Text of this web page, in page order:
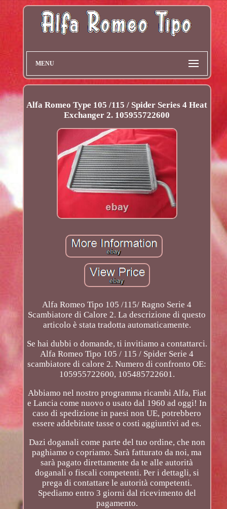
MENU
Alfa Romeo Type 105 /115 / Spider Series 4 Heat
Exchanger 2. 105955722600
Alfa Romeo Tipo 105 /115/ Ragno Serie 4
Scambiatore di Calore 2. La descrizione di questo
articolo è stata tradotta automaticamente.
Se hai dubbi o domande, ti invitiamo a contattarci.
Alfa Romeo Tipo 105 / 115 / Spider Serie 4
scambiatore di calore 2. Numero di confronto OE:
105955722600, 105485722601.
Abbiamo nel nostro programma ricambi Alfa, Fiat
e Lancia come nuovo o usato dal 1960 ad oggi! In
caso di spedizione in paesi non UE, potrebbero
essere addebitate tasse o costi aggiuntivi ad es.
Dazi doganali come parte del tuo ordine, che non
paghiamo o copriamo. Sarà fatturato da noi, ma
sarà pagato direttamente da te alle autorità
doganali o fiscali competenti. Per i dettagli, si
prega di contattare le autorità competenti.
Spediamo entro 3 giorni dal ricevimento del
pagamento.